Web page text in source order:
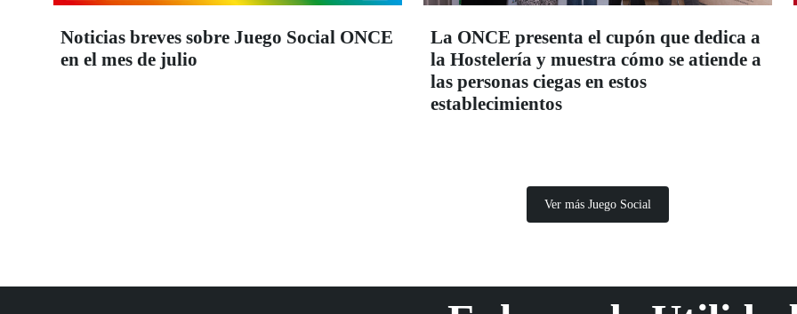
Noticias breves sobre Juego Social ONCE
en el mes de julio
La ONCE presenta el cupón que dedica a
la Hostelería y muestra cómo se atiende a
las personas ciegas en estos
establecimientos
Ver más Juego Social